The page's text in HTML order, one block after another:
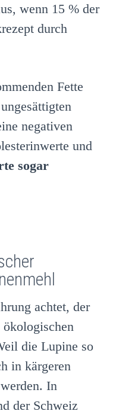
wenn 15 % der
durch
Fette
negativen
und
sogar
achtet, der
ökologischen
die Lupine so
in kärgeren
In
der Schweiz